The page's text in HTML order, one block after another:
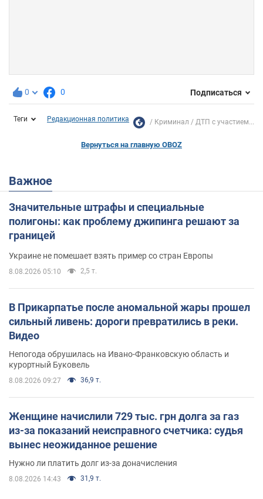
0 0 Подписаться
Теги Редакционная политика Криминал ДТП с участием...
Вернуться на главную OBOZ
Важное
Значительные штрафы и специальные
полигоны: как проблему джипинга решают за
границей
Украине не помешает взять пример со стран Европы
8.08.2026 05:10 2,5 т.
В Прикарпатье после аномальной жары прошел
сильный ливень: дороги превратились в реки.
Видео
Непогода обрушилась на Ивано-Франковскую область и
курортный Буковель
8.08.2026 09:27 36,9 т.
Женщине начислили 729 тыс. грн долга за газ
из-за показаний неисправного счетчика: судья
вынес неожиданное решение
Нужно ли платить долг из-за доначисления
8.08.2026 14:43 31,9 т.